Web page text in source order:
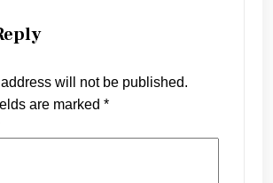
will not be published.
are marked *